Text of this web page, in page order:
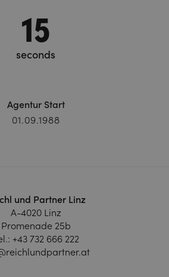
16
seconds
Agentur Start
01.09.1988
und Partner Linz
A-4020 Linz
Promenade 25b
+43 732 666 222